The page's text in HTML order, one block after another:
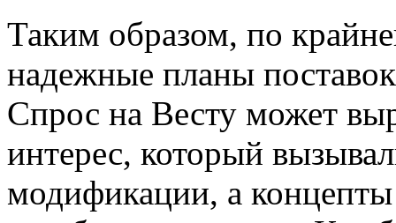
Таким образом, по
надежные планы
Спрос на Весту может
интерес, который
модификации, а